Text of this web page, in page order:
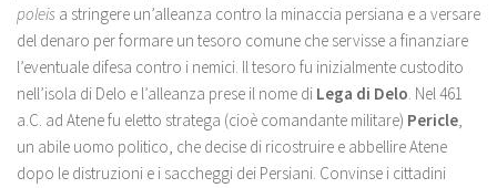
poleis a stringere un’alleanza contro la minaccia persiana e a versare
del denaro per formare un tesoro comune che servisse a finanziare
l’eventuale difesa contro i nemici. Il tesoro fu inizialmente custodito
nell’isola di Delo e l’alleanza prese il nome di Lega di Delo. Nel 461
a.C. ad Atene fu eletto stratega (cioè comandante militare) Pericle,
un abile uomo politico, che decise di ricostruire e abbellire Atene
dopo le distruzioni e i saccheggi dei Persiani. Convinse i cittadini